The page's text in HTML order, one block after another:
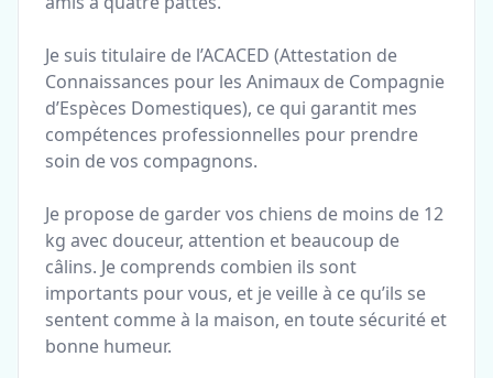
Je suis titulaire de l’ACACED (Attestation de
Connaissances pour les Animaux de Compagnie
d’Espèces Domestiques), ce qui garantit mes
compétences professionnelles pour prendre
soin de vos compagnons.
Je propose de garder vos chiens de moins de 12
kg avec douceur, attention et beaucoup de
câlins. Je comprends combien ils sont
importants pour vous, et je veille à ce qu’ils se
sentent comme à la maison, en toute sécurité et
bonne humeur.